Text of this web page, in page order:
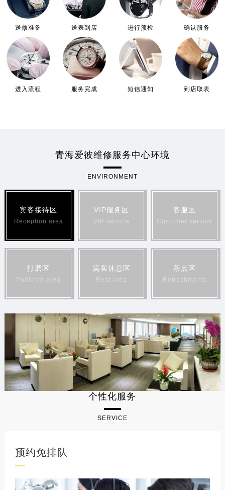
送修准备 送表到店 进行预检 确认服务
进入流程 服务完成 短信通知 到店取表
青海爱彼维修服务中心环境
ENVIRONMENT
宾客接待区
Reception area
VIP服务区
VIP service
客服区
Customer service
打磨区
Polished area
宾客休息区
Rest area
茶点区
Refreshments
个性化服务
SERVICE
预约免排队